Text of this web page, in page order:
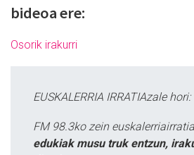
bideoa ere:
Osorik irakurri
EUSKALERRIA IRRATIAzale hori:
FM 98.3ko zein
edukiak musu truk entzun,